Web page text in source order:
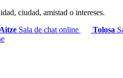
ciudad, amistad o intereses.
Aitze Sala de chat online Tolosa